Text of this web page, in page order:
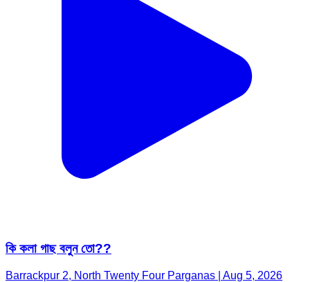
কি কলা গাছ বলুন তো??
Barrackpur 2, North Twenty Four Parganas | Aug 5, 2026